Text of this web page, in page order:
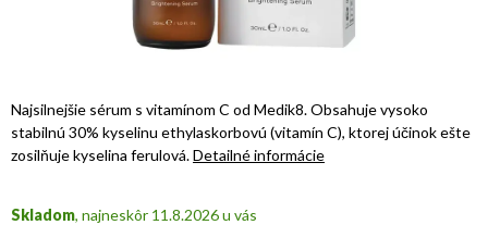
Najsilnejšie sérum s vitamínom C od Medik8. Obsahuje vysoko
stabilnú 30% kyselinu ethylaskorbovú (vitamín C), ktorej účinok ešte
zosilňuje kyselina ferulová.Detailné informácie
Skladom 11.8.2026